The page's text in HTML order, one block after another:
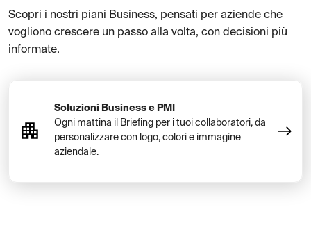
Scopri i nostri piani Business, pensati per aziende che
vogliono crescere un passo alla volta, con decisioni più
informate.
Soluzioni Business e PMI
Ogni mattina il Briefing per i tuoi collaboratori, da
personalizzare con logo, colori e immagine
aziendale.